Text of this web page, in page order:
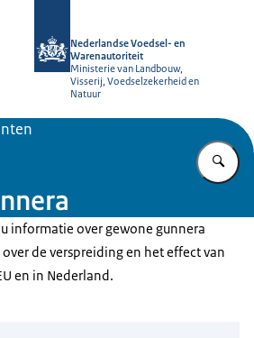
Nederlandse Voedsel- en
Warenautoriteit
Ministerie van Landbouw,
Visserij, Voedselzekerheid en
Natuur
informatie over gewone gunnera
over de verspreiding en het effect van
en in Nederland.